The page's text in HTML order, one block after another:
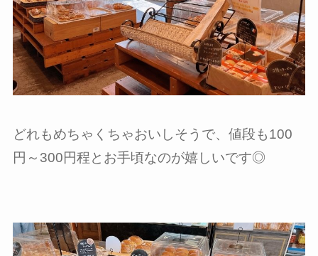
どれもめちゃくちゃおいしそうで、値段も100
円～300円程とお手頃なのが嬉しいです◎